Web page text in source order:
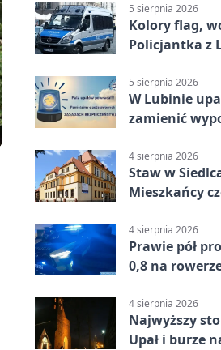
5 sierpnia 2026
Kolory flag,
Policjantka z
5 sierpnia 2026
W Lubinie
zamienić
4 sierpnia 2026
Staw w
Mieszkańcy
4 sierpnia 2026
Prawie pół
0,8 na
4 sierpnia 2026
Najwyższy
Upał i burze